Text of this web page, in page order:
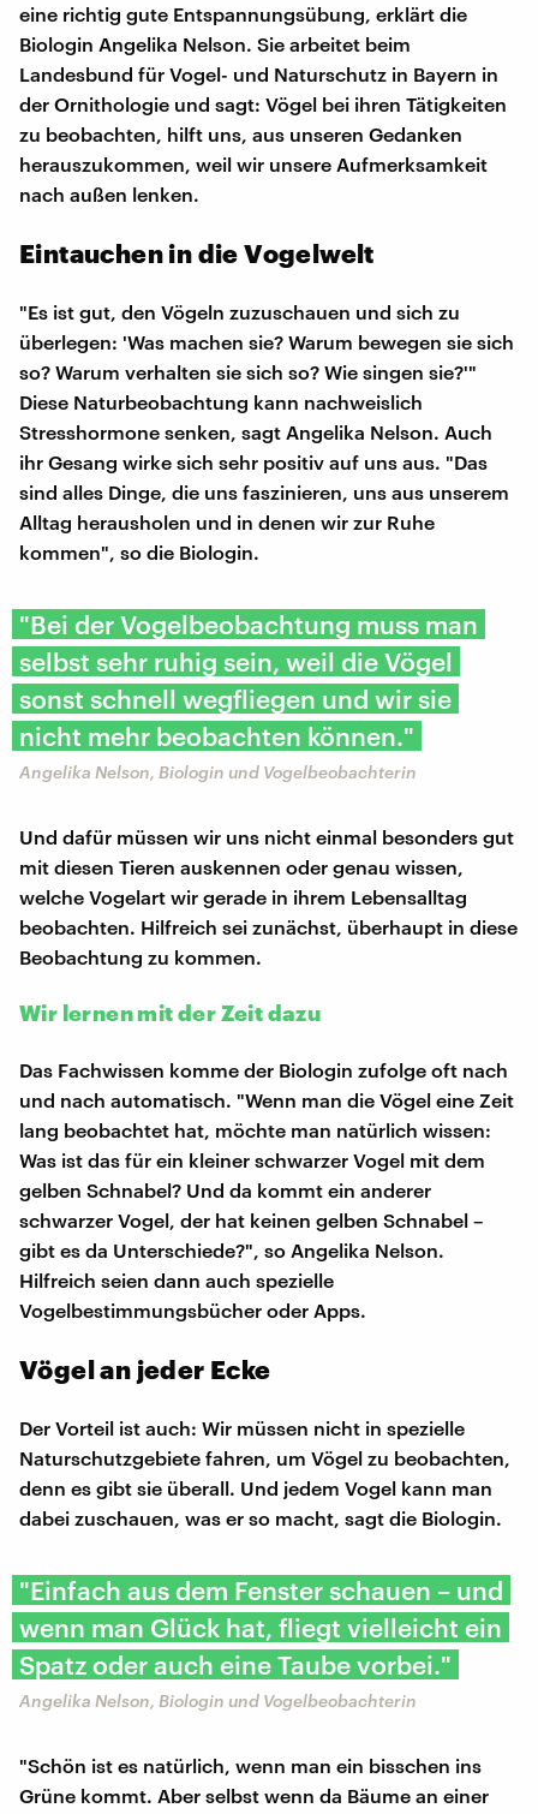
eine richtig gute Entspannungsübung, erklärt die
Biologin Angelika Nelson. Sie arbeitet beim
Landesbund für Vogel- und Naturschutz in Bayern in
der Ornithologie und sagt: Vögel bei ihren Tätigkeiten
zu beobachten, hilft uns, aus unseren Gedanken
herauszukommen, weil wir unsere Aufmerksamkeit
nach außen lenken.
Eintauchen in die Vogelwelt
"Es ist gut, den Vögeln zuzuschauen und sich zu
überlegen: 'Was machen sie? Warum bewegen sie sich
so? Warum verhalten sie sich so? Wie singen sie?'"
Diese Naturbeobachtung kann nachweislich
Stresshormone senken, sagt Angelika Nelson. Auch
ihr Gesang wirke sich sehr positiv auf uns aus. "Das
sind alles Dinge, die uns faszinieren, uns aus unserem
Alltag herausholen und in denen wir zur Ruhe
kommen", so die Biologin.
"Bei der Vogelbeobachtung muss man
selbst sehr ruhig sein, weil die Vögel
sonst schnell wegfliegen und wir sie
nicht mehr beobachten können."
Angelika Nelson, Biologin und Vogelbeobachterin
Und dafür müssen wir uns nicht einmal besonders gut
mit diesen Tieren auskennen oder genau wissen,
welche Vogelart wir gerade in ihrem Lebensalltag
beobachten. Hilfreich sei zunächst, überhaupt in diese
Beobachtung zu kommen.
Wir lernen mit der Zeit dazu
Das Fachwissen komme der Biologin zufolge oft nach
und nach automatisch. "Wenn man die Vögel eine Zeit
lang beobachtet hat, möchte man natürlich wissen:
Was ist das für ein kleiner schwarzer Vogel mit dem
gelben Schnabel? Und da kommt ein anderer
schwarzer Vogel, der hat keinen gelben Schnabel –
gibt es da Unterschiede?", so Angelika Nelson.
Hilfreich seien dann auch spezielle
Vogelbestimmungsbücher oder Apps.
Vögel an jeder Ecke
Der Vorteil ist auch: Wir müssen nicht in spezielle
Naturschutzgebiete fahren, um Vögel zu beobachten,
denn es gibt sie überall. Und jedem Vogel kann man
dabei zuschauen, was er so macht, sagt die Biologin.
"Einfach aus dem Fenster schauen – und
wenn man Glück hat, fliegt vielleicht ein
Spatz oder auch eine Taube vorbei."
Angelika Nelson, Biologin und Vogelbeobachterin
"Schön ist es natürlich, wenn man ein bisschen ins
Grüne kommt. Aber selbst wenn da Bäume an einer